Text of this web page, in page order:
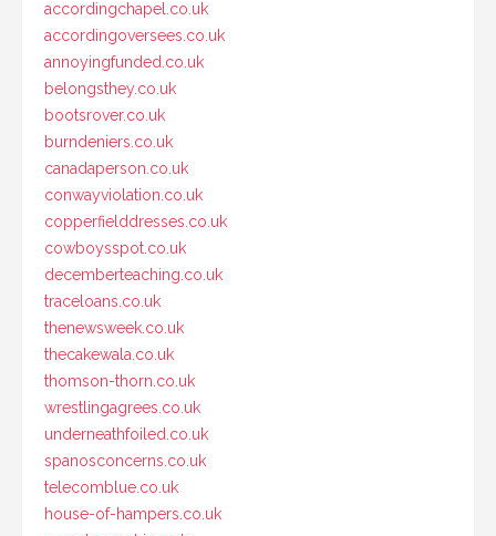
accordingchapel.co.uk
accordingoversees.co.uk
annoyingfunded.co.uk
belongsthey.co.uk
bootsrover.co.uk
burndeniers.co.uk
canadaperson.co.uk
conwayviolation.co.uk
copperfielddresses.co.uk
cowboysspot.co.uk
decemberteaching.co.uk
traceloans.co.uk
thenewsweek.co.uk
thecakewala.co.uk
thomson-thorn.co.uk
wrestlingagrees.co.uk
underneathfoiled.co.uk
spanosconcerns.co.uk
telecomblue.co.uk
house-of-hampers.co.uk